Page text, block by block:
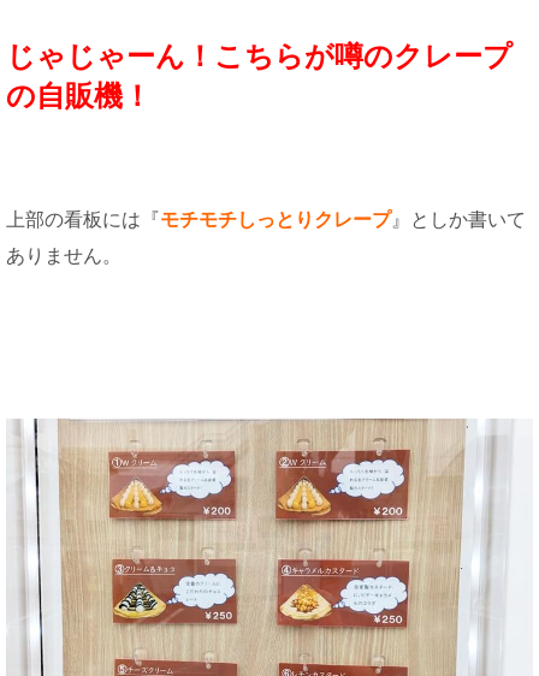
じゃじゃーん！こちらが噂のクレープ
の自販機！
上部の看板には『モチモチしっとりクレープ』としか書いて
ありません。